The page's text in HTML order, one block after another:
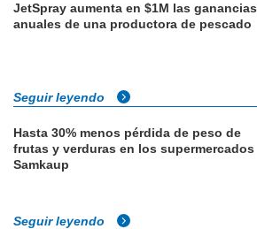
JetSpray aumenta en $1M las ganancias
anuales de una productora de pescado
Seguir leyendo
Hasta 30% menos pérdida de peso de
frutas y verduras en los supermercados
Samkaup
Seguir leyendo